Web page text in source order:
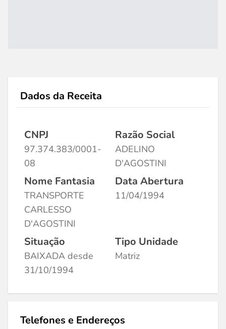
Dados da Receita
CNPJ
97.374.383/0001-
08
Razão Social
ADELINO
D'AGOSTINI
Nome Fantasia
TRANSPORTE
CARLESSO
D'AGOSTINI
Data Abertura
11/04/1994
Situação
BAIXADA desde
31/10/1994
Tipo Unidade
Matriz
Telefones e Endereços